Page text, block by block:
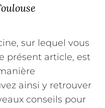
sur lequel vous
présent article, est
ainsi y retrouver
conseils pour